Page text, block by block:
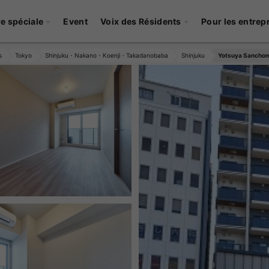
spéciale Event Voix des Résidents Pour les
Tokyo Shinjuku・Nakano・Koenji・Takadanobaba Shinjuku Yotsuya